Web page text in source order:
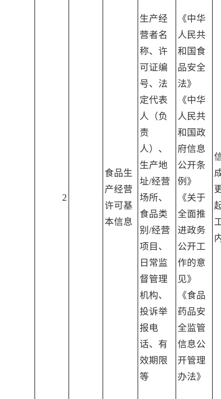
2
食品生
产经营
许可基
本信息
生产经
营者名
称、许
可证编
号、法
定代表
人（负
责
人）、
生产地
址/经营
场所、
食品类
别/经营
项目、
日常监
督管理
机构、
投诉举
报电
话、有
效期限
等
《中华
人民共
和国食
品安全
法》
《中华
人民共
和国政
府信息
公开条
例》
《关于
全面推
进政务
公开工
作的意
见》
《食品
药品安
全监管
信息公
开管理
办法》